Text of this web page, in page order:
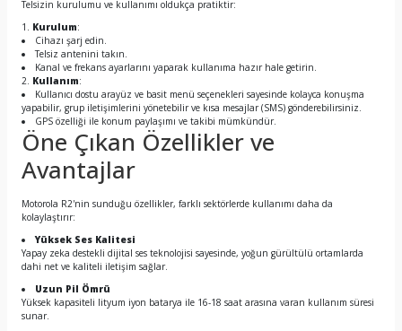
Telsizin kurulumu ve kullanımı oldukça pratiktir:
Kurulum:
Cihazı şarj edin.
Telsiz antenini takın.
Kanal ve frekans ayarlarını yaparak kullanıma hazır hale getirin.
Kullanım:
Kullanıcı dostu arayüz ve basit menü seçenekleri sayesinde kolayca konuşma
yapabilir, grup iletişimlerini yönetebilir ve kısa mesajlar (SMS) gönderebilirsiniz.
GPS özelliği ile konum paylaşımı ve takibi mümkündür.
Öne Çıkan Özellikler ve
Avantajlar
Motorola R2'nin sunduğu özellikler, farklı sektörlerde kullanımı daha da
kolaylaştırır:
Yüksek Ses Kalitesi
Yapay zeka destekli dijital ses teknolojisi sayesinde, yoğun gürültülü ortamlarda
dahi net ve kaliteli iletişim sağlar.
Uzun Pil Ömrü
Yüksek kapasiteli lityum iyon batarya ile 16-18 saat arasına varan kullanım süresi
sunar.